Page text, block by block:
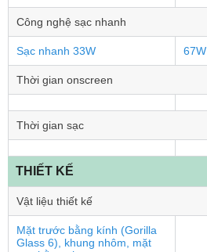
Công nghệ sạc nhanh
Sạc nhanh 33W 67W
Thời gian onscreen
Thời gian sạc
THIẾT KẾ
Vật liệu thiết kế
Mặt trước bằng kính (Gorilla
Glass 6), khung nhôm, mặt